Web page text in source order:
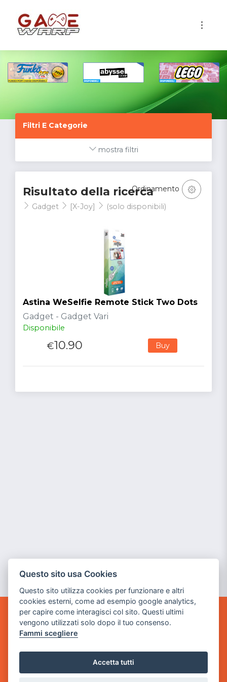
Filtri E Categorie
mostra filtri
Risultato della ricerca
Gadget [X-Joy] (solo disponibili)
Ordinamento
Astina WeSelfie Remote Stick Two Dots
Gadget - Gadget Vari
Disponibile
€10.90 Buy
GAME WARP
BY POWER GAME SRL
Sede Legale
via Villaggio dei Platani, 3
- 25014 Castenedolo, Brescia
Questo sito usa Cookies
Questo sito utilizza cookies per funzionare e altri
cookies esterni, come ad esempio google analytics,
per capire come interagisci col sito. Questi ultimi
vengono utilizzati solo dopo il tuo consenso.
Fammi scegliere
Accetta tutti